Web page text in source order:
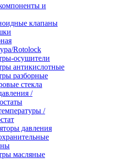
и
клапаны
Rotolock
осушители
антикислотные
разборные
стекла
/
/
давления
масляные